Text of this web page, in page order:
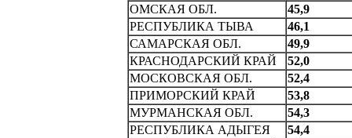
ОМСКАЯ ОБЛ.
45,9
РЕСПУБЛИКА ТЫВА
46,1
САМАРСКАЯ ОБЛ.
49,9
КРАСHОДАРСКИЙ КРАЙ
52,0
МОСКОВСКАЯ ОБЛ.
52,4
ПРИМОРСКИЙ КРАЙ
53,8
МУРМАНСКАЯ ОБЛ.
54,3
РЕСПУБЛИКА АДЫГЕЯ
54,4